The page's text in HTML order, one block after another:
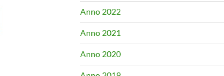
Anno 2022
Anno 2021
Anno 2020